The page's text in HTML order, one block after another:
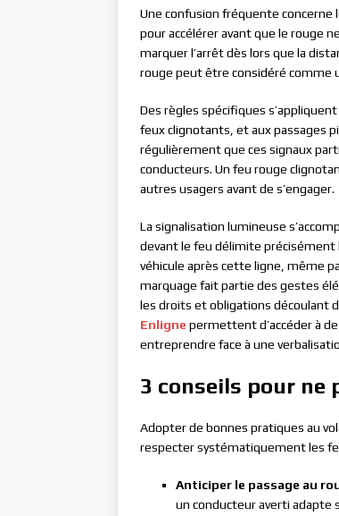
Une confusion fréquente concerne
pour accélérer avant que le rouge
marquer l’arrêt dès lors que la
rouge peut être considéré comme
Des règles spécifiques
feux clignotants, et aux passages
régulièrement que ces signaux
conducteurs. Un feu rouge
autres usagers avant de s’engager.
La signalisation lumineuse
devant le feu délimite précisément
véhicule après cette ligne, même
marquage fait partie des gestes
les droits et obligations découlant
Enligne permettent d’accéder à
entreprendre face à une
3 conseils pour ne
Adopter de bonnes pratiques au
respecter systématiquement les
Anticiper le passage au
un conducteur averti adapte